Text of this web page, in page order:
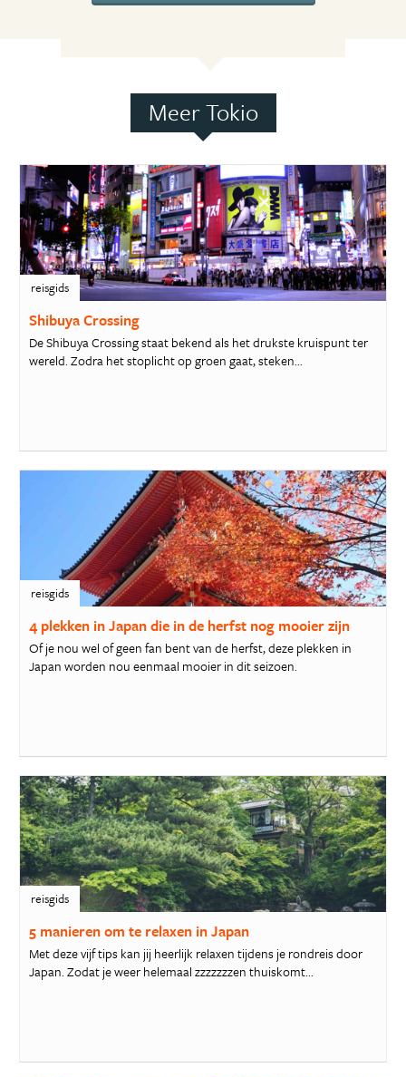
Meer Tokio
reisgids
Shibuya Crossing
De Shibuya Crossing staat bekend als het drukste kruispunt ter
wereld. Zodra het stoplicht op groen gaat, steken...
reisgids
4 plekken in Japan die in de herfst nog mooier zijn
Of je nou wel of geen fan bent van de herfst, deze plekken in
Japan worden nou eenmaal mooier in dit seizoen.
reisgids
5 manieren om te relaxen in Japan
Met deze vijf tips kan jij heerlijk relaxen tijdens je rondreis door
Japan. Zodat je weer helemaal zzzzzzzen thuiskomt...